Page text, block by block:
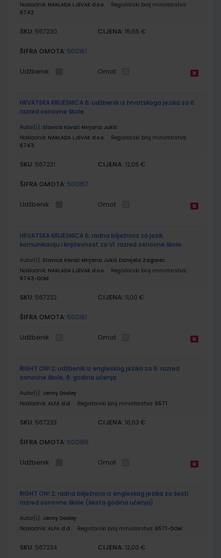
Nakladnik: NAKLADA LJEVAK d.o.o.
Registarski broj ministarstva:
6742
SKU: 567230 CIJENA: 15,65 €
ŠIFRA OMOTA: 500161
Udžbenik Omot
HRVATSKA KRIJESNICA 6; udžbenik iz hrvatskoga jezika za 6.
razred osnovne škole
Autor(i): Slavica Kovač Mirjana Jukić
Nakladnik: NAKLADA LJEVAK d.o.o.
Registarski broj ministarstva:
6743
SKU: 567231 CIJENA: 12,06 €
ŠIFRA OMOTA: 500157
Udžbenik Omot
HRVATSKA KRIJESNICA 6; radna bilježnica za jezik,
komunikaciju i književnost za VI. razred osnovne škole
Autor(i): Slavica Kovač Mirjana Jukić Danijela Zagorec
Nakladnik: NAKLADA LJEVAK d.o.o.
Registarski broj ministarstva:
6743-DOM
SKU: 567232 CIJENA: 11,00 €
ŠIFRA OMOTA: 500161
Udžbenik Omot
RIGHT ON! 2; udžbenik iz engleskog jezika za 6. razred
osnovne škole, 6. godina učenja
Autor(i): Jenny Dooley
Nakladnik: ALFA d.d. Registarski broj ministarstva: 6571
SKU: 567233 CIJENA: 16,63 €
ŠIFRA OMOTA: 500165
Udžbenik Omot
RIGHT ON! 2; radna bilježnica iz engleskog jezika za šesti
razred osnovne škole (šesta godina učenja)
Autor(i): Jenny Dooley
Nakladnik: ALFA d.d. Registarski broj ministarstva: 6571-DOM
SKU: 567234 CIJENA: 12,00 €